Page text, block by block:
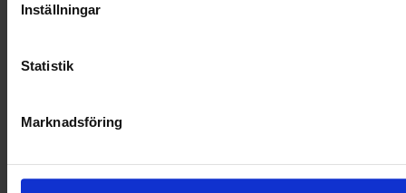
Inställningar
Statistik
Marknadsföring